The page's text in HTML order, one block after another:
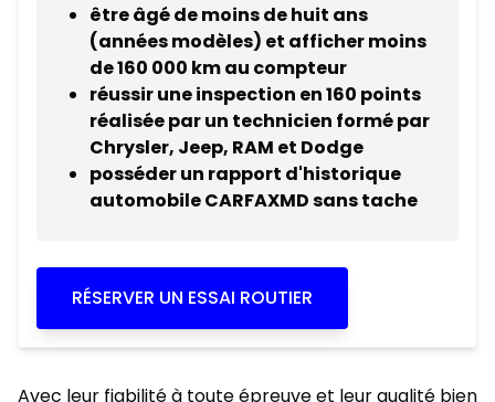
être âgé de moins de huit ans
(années modèles) et afficher moins
de 160 000 km au compteur
réussir une inspection en 160 points
réalisée par un technicien formé par
Chrysler, Jeep, RAM et Dodge
posséder un rapport d'historique
automobile CARFAXMD sans tache
RÉSERVER UN ESSAI ROUTIER
Avec leur fiabilité à toute épreuve et leur qualité bien